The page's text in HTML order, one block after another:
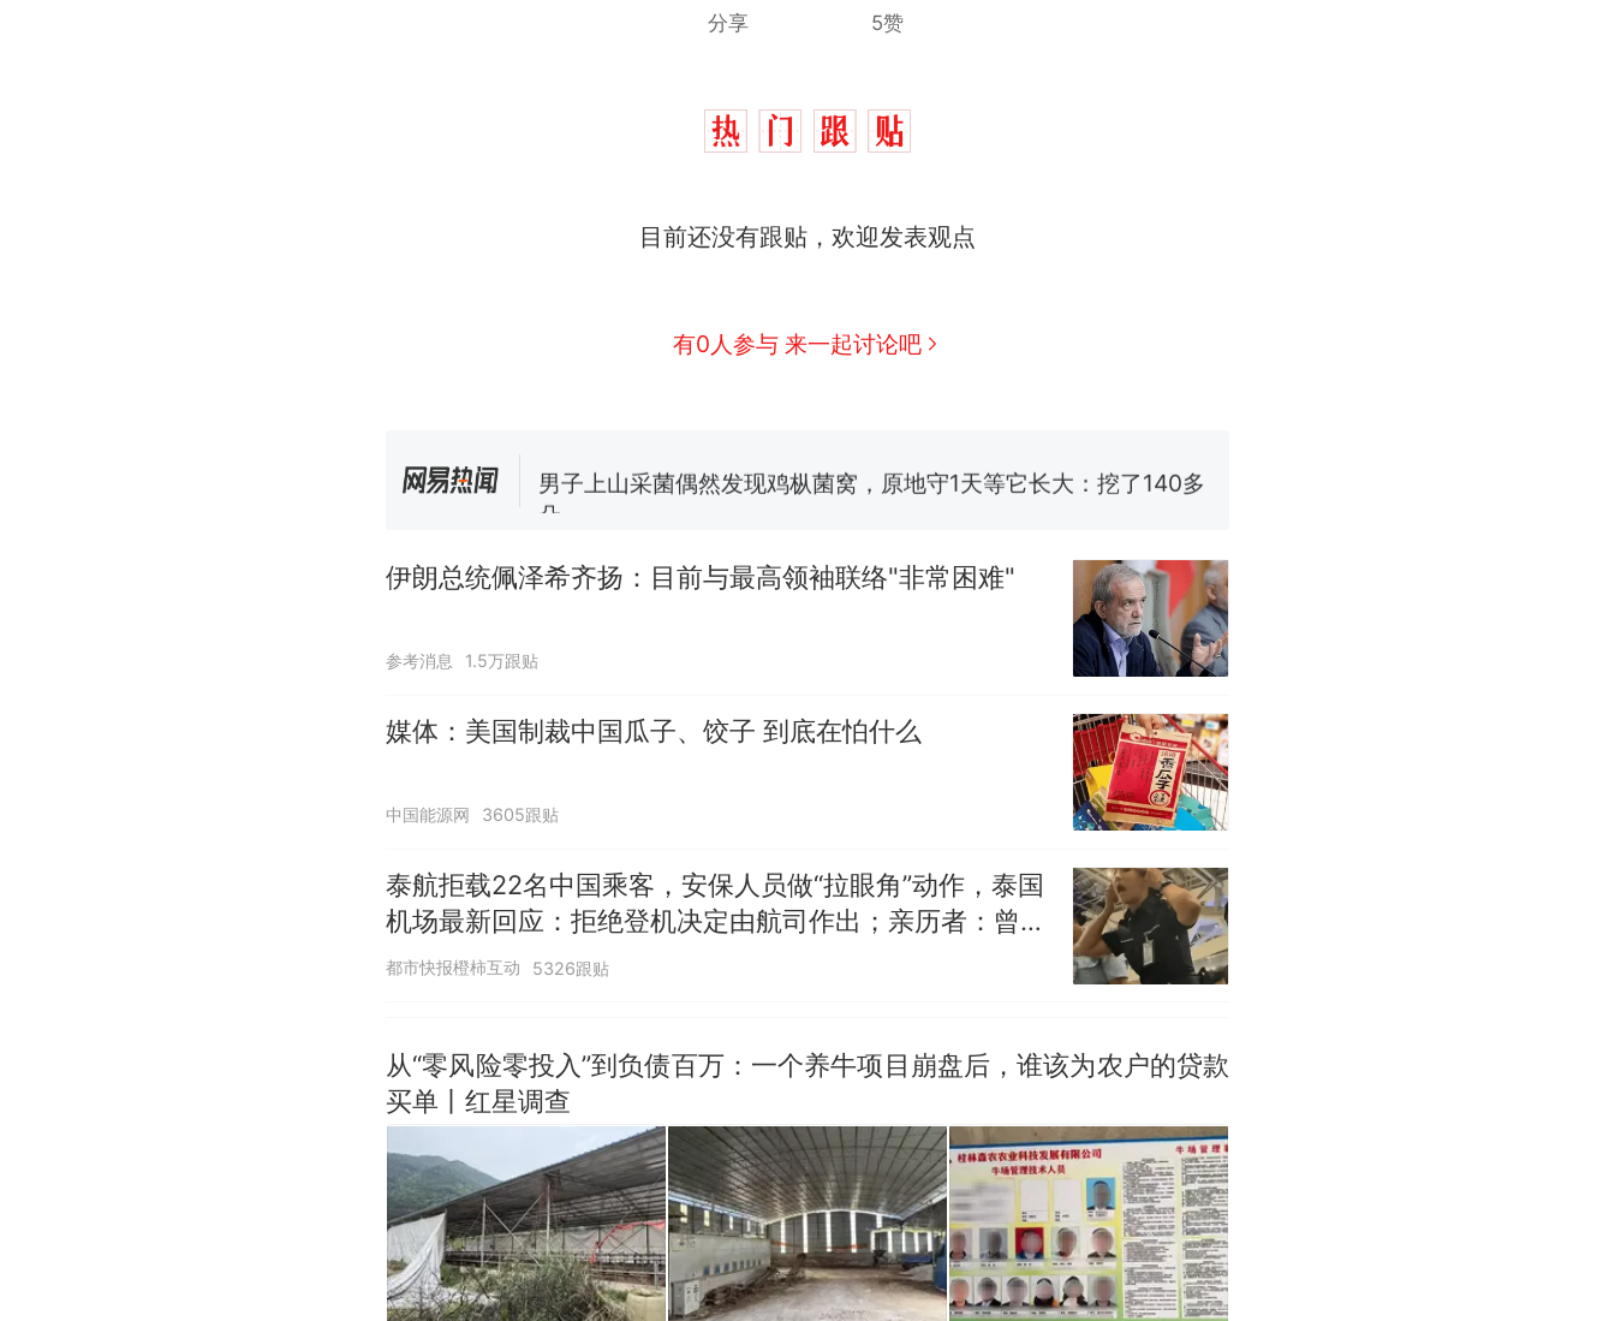
分享 5赞
目前还没有跟贴，欢迎发表观点
有0人参与 来一起讨论吧
那个在床头放菜刀的女孩，因老师一句“跟我回家”改写了人生
朵
参考消息）
伊朗总统佩泽希齐扬：目前与最高领袖联络"非常困难"
参考消息 1.5万跟贴
媒体：美国制裁中国瓜子、饺子 到底在怕什么
中国能源网 3605跟贴
泰航拒载22名中国乘客，安保人员做“拉眼角”动作，泰国
机场最新回应：拒绝登机决定由航司作出；亲历者：曾承
诺免费改签但没兑现
都市快报橙柿互动 5326跟贴
从“零风险零投入”到负债百万：一个养牛项目崩盘后，谁该为农户的贷款
买单丨红星调查